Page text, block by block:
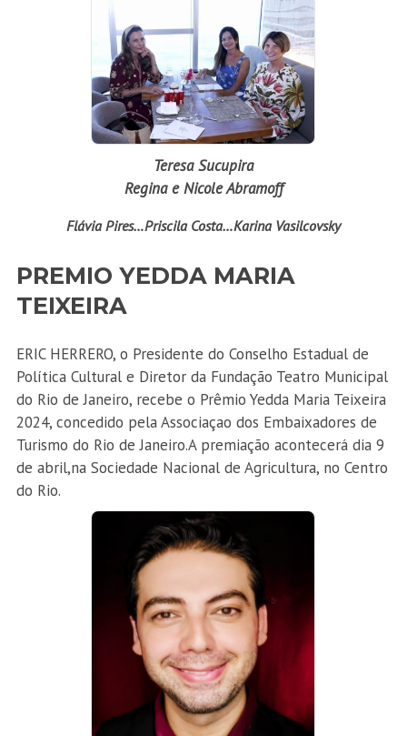
Teresa Sucupira
Regina e Nicole Abramoff
Flávia Pires…Priscila Costa…Karina Vasilcovsky
PREMIO YEDDA MARIA
TEIXEIRA
ERIC HERRERO, o Presidente do Conselho Estadual de
Política Cultural e Diretor da Fundação Teatro Municipal
do Rio de Janeiro, recebe o Prêmio Yedda Maria Teixeira
2024, concedido pela Associaçao dos Embaixadores de
Turismo do Rio de Janeiro.A premiação acontecerá dia 9
de abril,na Sociedade Nacional de Agricultura, no Centro
do Rio.